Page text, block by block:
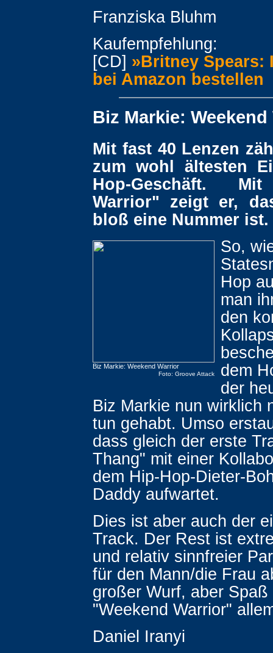
Franziska Bluhm
Kaufempfehlung:
[CD] »Britney Spears:
bei Amazon bestellen
Biz Markie:
Mit fast 40 Lenzen
zum wohl ältesten
Hop-Geschäft.
Warrior" zeigt er,
bloß eine Nummer ist.
Biz Markie: Weekend Warrior
Foto: Groove Attack
So,
Hop
man
den
dem
der
Biz Markie nun wirklich
tun gehabt. Umso
dass gleich der erste
Thang" mit einer
dem Hip-Hop-Dieter-
Daddy aufwartet.
Dies ist aber auch der
Track. Der Rest ist
und relativ sinnfreier
für den Mann/die Frau
großer Wurf, aber Spaß
"Weekend Warrior"
Daniel Iranyi